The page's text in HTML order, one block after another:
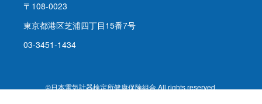
〒108-0023
東京都港区芝浦四丁目15番7号
03-3451-1434
©日本電気計器検定所健康保険組合 All rights reserved.